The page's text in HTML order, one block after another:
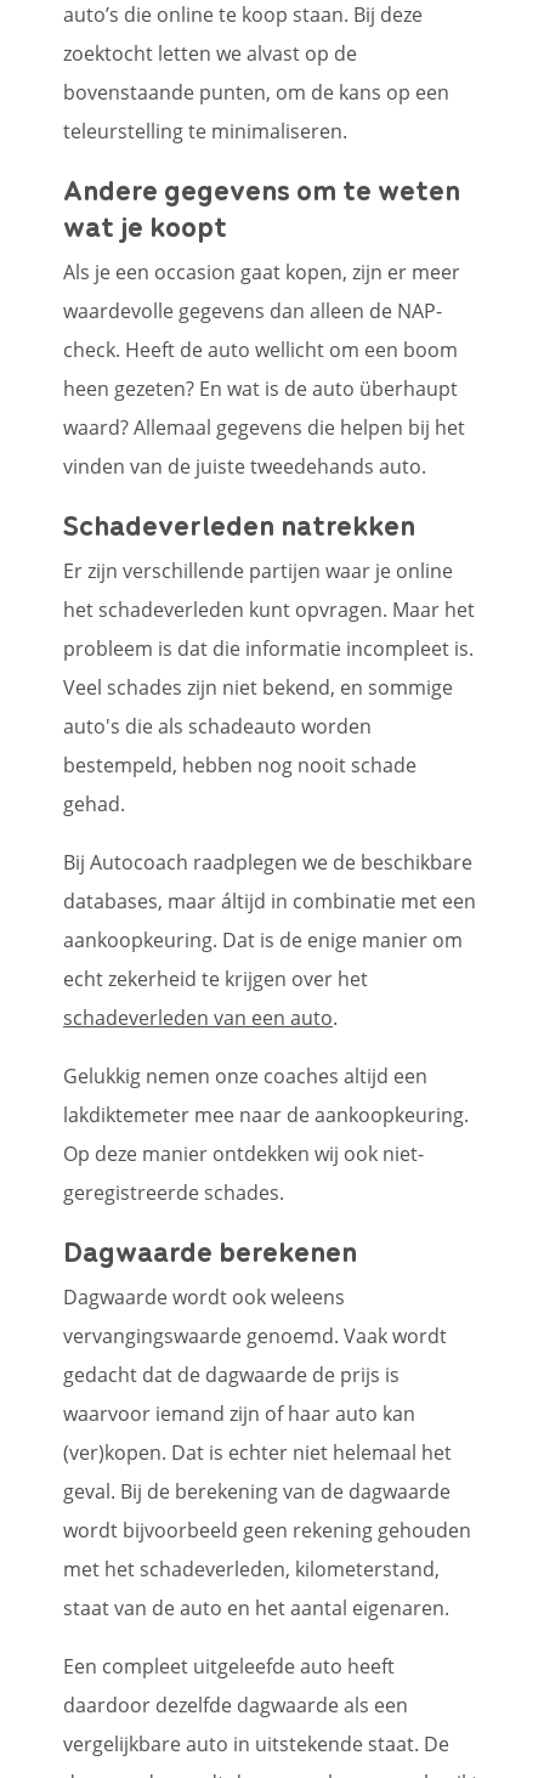
auto’s die online te koop staan. Bij deze
zoektocht letten we alvast op de
bovenstaande punten, om de kans op een
teleurstelling te minimaliseren.
Andere gegevens om te weten
wat je koopt
Als je een occasion gaat kopen, zijn er meer
waardevolle gegevens dan alleen de NAP-
check. Heeft de auto wellicht om een boom
heen gezeten? En wat is de auto überhaupt
waard? Allemaal gegevens die helpen bij het
vinden van de juiste tweedehands auto.
Schadeverleden natrekken
Er zijn verschillende partijen waar je online
het schadeverleden kunt opvragen. Maar het
probleem is dat die informatie incompleet is.
Veel schades zijn niet bekend, en sommige
auto's die als schadeauto worden
bestempeld, hebben nog nooit schade
gehad.
Bij Autocoach raadplegen we de beschikbare
databases, maar áltijd in combinatie met een
aankoopkeuring. Dat is de enige manier om
echt zekerheid te krijgen over het
schadeverleden van een auto.
Gelukkig nemen onze coaches altijd een
lakdiktemeter mee naar de aankoopkeuring.
Op deze manier ontdekken wij ook niet-
geregistreerde schades.
Dagwaarde berekenen
Dagwaarde wordt ook weleens
vervangingswaarde genoemd. Vaak wordt
gedacht dat de dagwaarde de prijs is
waarvoor iemand zijn of haar auto kan
(ver)kopen. Dat is echter niet helemaal het
geval. Bij de berekening van de dagwaarde
wordt bijvoorbeeld geen rekening gehouden
met het schadeverleden, kilometerstand,
staat van de auto en het aantal eigenaren.
Een compleet uitgeleefde auto heeft
daardoor dezelfde dagwaarde als een
vergelijkbare auto in uitstekende staat. De